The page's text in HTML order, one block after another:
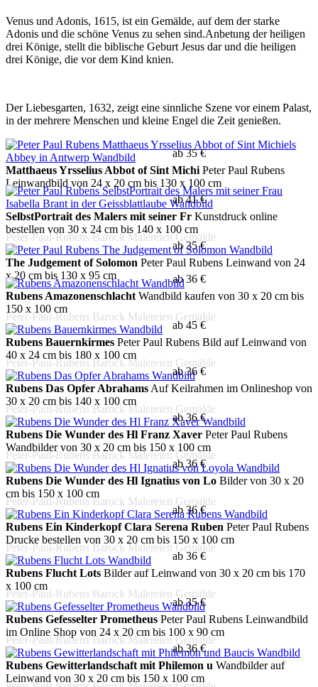
Venus und Adonis, 1615, ist ein Gemälde, auf dem der starke
Adonis und die schöne Venus zu sehen sind.Anbetung der heiligen
drei Könige, stellt die biblische Geburt Jesus dar und die heiligen
drei Könige, die vor dem Kind knien.
Der Liebesgarten, 1632, zeigt eine sinnliche Szene vor einem Palast,
in der mehrere Menschen und kleine Engel die Zeit genießen.
Matthaeus Yrsselius Abbot of Sint Michi Peter Paul Rubens
Leinwandbild von 24 x 20 cm bis 130 x 100 cm
ab 35 €
SelbstPortrait des Malers mit seiner Fr Kunstdruck online
bestellen von 30 x 24 cm bis 140 x 100 cm
ab 41 €
Peter-Paul-Rubens Barock Malereien Gemälde
The Judgement of Solomon Peter Paul Rubens Leinwand von 24
x 20 cm bis 130 x 95 cm
ab 35 €
Rubens Amazonenschlacht Wandbild kaufen von 30 x 20 cm bis
150 x 100 cm
ab 36 €
Peter-Paul-Rubens Barock Malereien Gemälde
Rubens Bauernkirmes Peter Paul Rubens Bild auf Leinwand von
40 x 24 cm bis 180 x 100 cm
ab 45 €
Peter-Paul-Rubens Barock Malereien Gemälde
Rubens Das Opfer Abrahams Auf Keilrahmen im Onlineshop von
30 x 20 cm bis 140 x 100 cm
ab 36 €
Peter-Paul-Rubens Barock Malereien Gemälde
Rubens Die Wunder des Hl Franz Xaver Peter Paul Rubens
Wandbilder von 30 x 20 cm bis 150 x 100 cm
ab 36 €
Peter-Paul-Rubens Barock Malereien Gemälde
Rubens Die Wunder des Hl Ignatius von Lo Bilder von 30 x 20
cm bis 150 x 100 cm
ab 36 €
Peter-Paul-Rubens Barock Malereien Gemälde
Rubens Ein Kinderkopf Clara Serena Ruben Peter Paul Rubens
Drucke bestellen von 30 x 20 cm bis 150 x 100 cm
ab 36 €
Peter-Paul-Rubens Barock Malereien Gemälde
Rubens Flucht Lots Bilder auf Leinwand von 30 x 20 cm bis 170
x 100 cm
ab 36 €
Peter-Paul-Rubens Barock Malereien Gemälde
Rubens Gefesselter Prometheus Peter Paul Rubens Leinwandbild
im Online Shop von 24 x 20 cm bis 100 x 90 cm
ab 35 €
Peter-Paul-Rubens Barock Malereien Gemälde
Rubens Gewitterlandschaft mit Philemon u Wandbilder auf
Leinwand von 30 x 20 cm bis 150 x 100 cm
ab 36 €